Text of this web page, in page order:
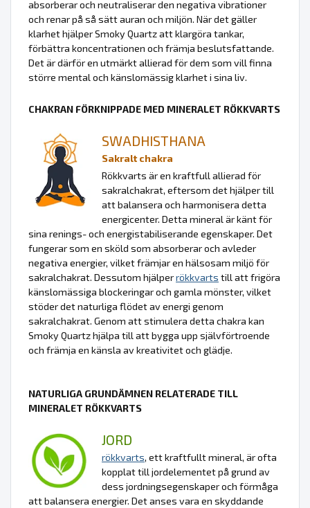
absorberar och neutraliserar den negativa vibrationer
och renar på så sätt auran och miljön. När det gäller
klarhet hjälper Smoky Quartz att klargöra tankar,
förbättra koncentrationen och främja beslutsfattande.
Det är därför en utmärkt allierad för dem som vill finna
större mental och känslomässig klarhet i sina liv.
CHAKRAN FÖRKNIPPADE MED MINERALET RÖKKVARTS
SWADHISTHANA
Sakralt chakra
Rökkvarts är en kraftfull allierad för
sakralchakrat, eftersom det hjälper till
att balansera och harmonisera detta
energicenter. Detta mineral är känt för
sina renings- och energistabiliserande egenskaper. Det
fungerar som en sköld som absorberar och avleder
negativa energier, vilket främjar en hälsosam miljö för
sakralchakrat. Dessutom hjälperrökkvarts till att frigöra
känslomässiga blockeringar och gamla mönster, vilket
stöder det naturliga flödet av energi genom
sakralchakrat. Genom att stimulera detta chakra kan
Smoky Quartz hjälpa till att bygga upp självförtroende
och främja en känsla av kreativitet och glädje.
NATURLIGA GRUNDÄMNEN RELATERADE TILL
MINERALET RÖKKVARTS
JORD
rökkvarts, ett kraftfullt mineral, är ofta
kopplat till jordelementet på grund av
dess jordningsegenskaper och förmåga
att balansera energier. Det anses vara en skyddande